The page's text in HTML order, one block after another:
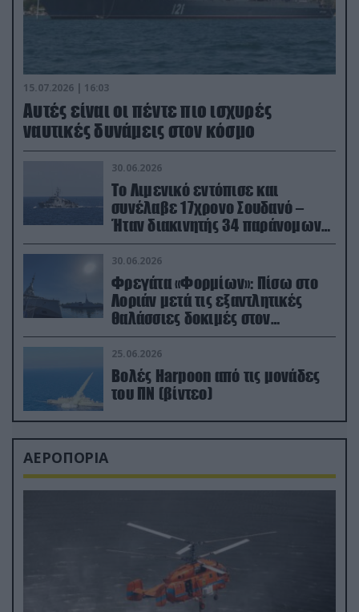
15.07.2026 | 16:03
Aυτές είναι οι πέντε πιο ισχυρές
ναυτικές δυνάμεις στον κόσμο
30.06.2026
Το Λιμενικό εντόπισε και
συνέλαβε 17χρονο Σουδανό –
Ήταν διακινητής 34 παράνομων
μεταναστών
30.06.2026
Φρεγάτα «Φορμίων»: Πίσω στο
Λοριάν μετά τις εξαντλητικές
θαλάσσιες δοκιμές στον
απαιτητικό Βισκαϊκό
25.06.2026
Βολές Harpoon από τις μονάδες
του ΠΝ (βίντεο)
ΑΕΡΟΠΟΡΙΑ